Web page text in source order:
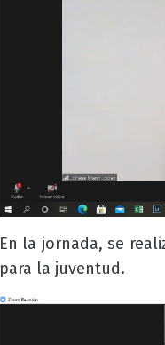
En la jornada, se
para la juventud.